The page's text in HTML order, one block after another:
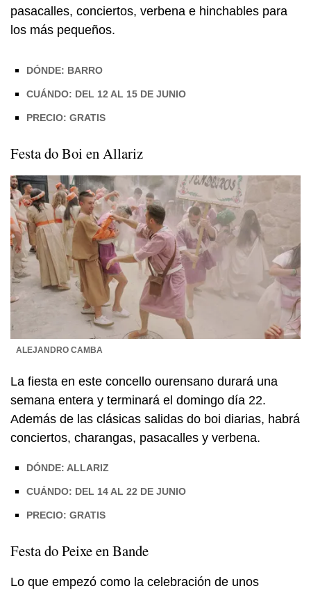
pasacalles, conciertos, verbena e hinchables para
los más pequeños.
DÓNDE: BARRO
CUÁNDO: DEL 12 AL 15 DE JUNIO
PRECIO: GRATIS
Festa doBoi en Allariz
ALEJANDRO CAMBA
La fiesta en este concello ourensano durará una
semana entera y terminará el domingo día 22.
Además de las clásicas salidas do boi diarias, habrá
conciertos, charangas, pasacalles y verbena.
DÓNDE: ALLARIZ
CUÁNDO: DEL 14 AL 22 DE JUNIO
PRECIO: GRATIS
Festa doPeixeen Bande
Lo que empezó como la celebración de unos